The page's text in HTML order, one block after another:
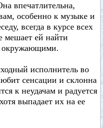
впечатлительна,
особенно к музыке и
всегда в курсе всех
мешает ей найти
окружающими.
исполнитель во
сенсации и склонна
к неудачам и радуется
выпадает их на ее